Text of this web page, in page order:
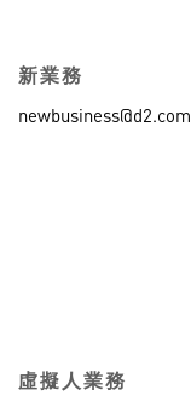
新業務
newbusiness@d2.com
虛擬人業務